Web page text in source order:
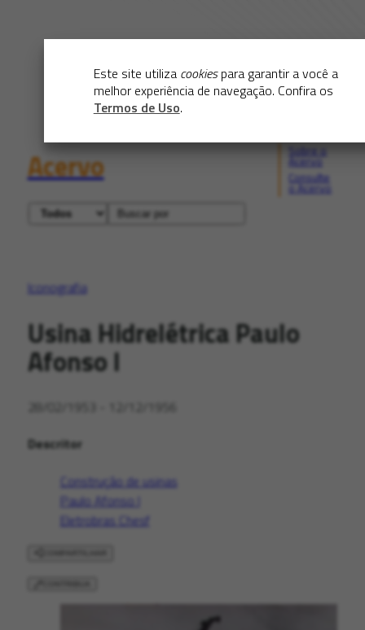
Este site utiliza cookiespara garantir a você a
melhor experiência de navegação. Confira os
Termos de Uso.
Acervo
Consulte
Iconografia
Usina Hidrelétrica Paulo
Afonso I
28/02/1953 - 12/12/1956
Descritor
Construção de usinas
Paulo Afonso I
Eletrobras Chesf